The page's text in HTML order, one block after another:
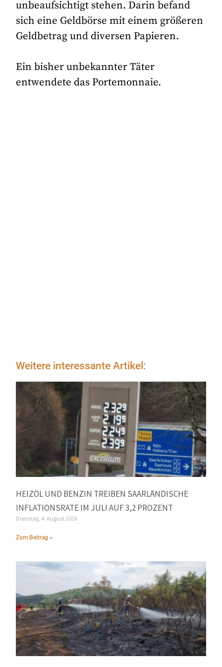
unbeaufsichtigt stehen. Darin befand
sich eine Geldbörse mit einem größeren
Geldbetrag und diversen Papieren.
Ein bisher unbekannter Täter
entwendete das Portemonnaie.
Weitere interessante Artikel:
HEIZÖL UND BENZIN TREIBEN SAARLÄNDISCHE
INFLATIONSRATE IM JULI AUF 3,2 PROZENT
Dienstag, 4. August 2026
Zum Beitrag »